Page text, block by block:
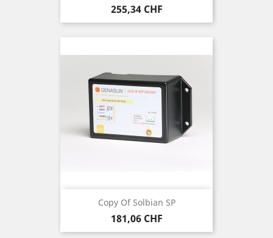
Prezzo
255,34 CHF
Copy Of Solbian SP
Prezzo
181,06 CHF